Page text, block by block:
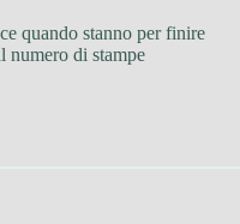
quando stanno per finire
numero di stampe